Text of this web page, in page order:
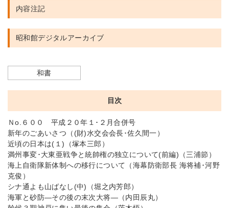
内容注記
昭和館デジタルアーカイブ
和書
目次
Ｎo.６００ 平成２０年１･２月合併号
新年のごあいさつ（(財)水交会会長･佐久間一）
近頃の日本は(１)（塚本三郎）
満州事変･大東亜戦争と統帥権の独立について(前編)（三浦節）
海上自衛隊新体制への移行について（海幕防衛部長 海将補･河野
克俊）
シナ通よも山ばなし(中)（堀之内芳郎）
海軍と砂防—その後の末次大将—（内田辰丸）